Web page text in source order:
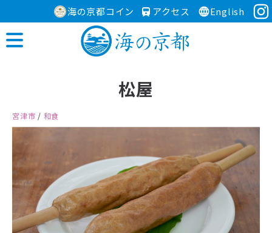
海の京都コイン アクセス English
松屋
宮津市 / 和食